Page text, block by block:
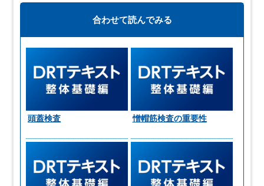
合わせて読んでみる
頭蓋検査 憎帽筋検査の重要性